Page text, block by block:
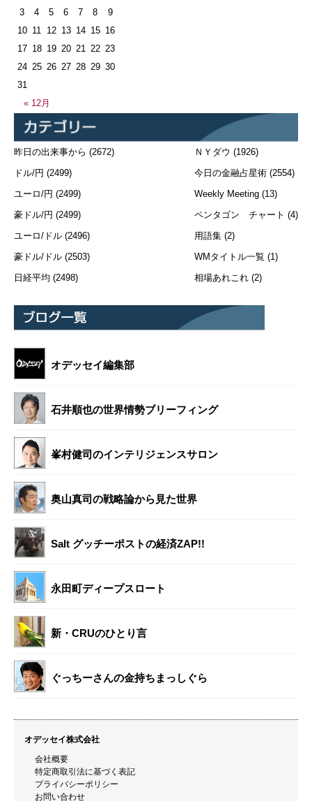
« 12月
3
4 5 6 7 8
9
10 11 12 13 14 15 16
17 18 19 20 21 22 23
24 25 26 27 28 29 30
31
昨日の出来事から (2672)
ドル/円 (2499)
ユーロ/円 (2499)
豪ドル/円 (2499)
ユーロ/ドル (2496)
豪ドル/ドル (2503)
日経平均 (2498)
ＮＹダウ (1926)
今日の金融占星術 (2554)
Weekly Meeting (13)
ペンタゴン チャート (4)
用語集 (2)
WMタイトル一覧 (1)
相場あれこれ (2)
オデッセイ編集部
石井順也の世界情勢ブリーフィング
峯村健司のインテリジェンスサロン
奥山真司の戦略論から見た世界
Salt グッチーポストの経済ZAP!!
永田町ディープスロート
新・CRUのひとり言
ぐっちーさんの金持ちまっしぐら
オデッセイ株式会社
会社概要
特定商取引法に基づく表記
プライバシーポリシー
お問い合わせ